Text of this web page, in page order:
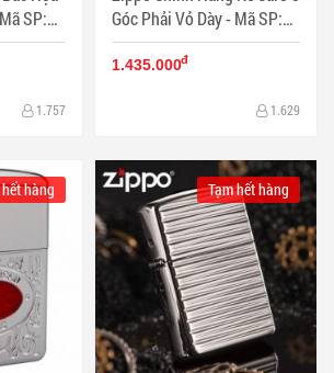
1.757
Góc Phải Vỏ Dày - Mã SP:
ZPC1294
1.435.000đ
1.629
hàng Tạm hết hàng